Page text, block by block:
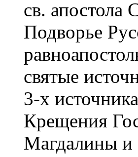
св. апостола
Подворье
святые
3-х
Крещения
Магдалины и